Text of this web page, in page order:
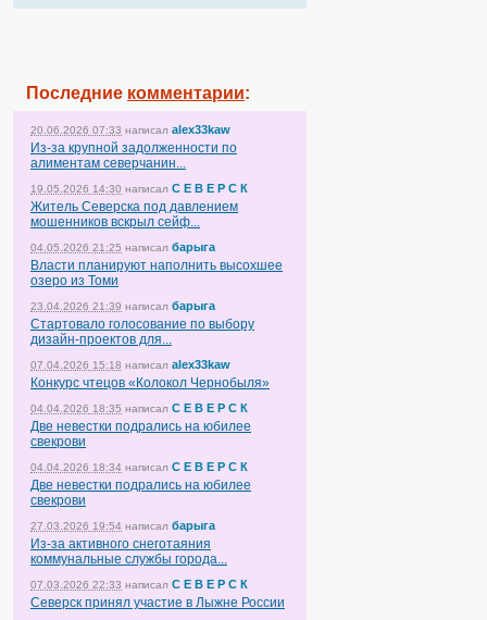
Последние комментарии:
20.06.2026 07:33 написал alex33kaw
Из-за крупной задолженности по
алиментам северчанин...
19.05.2026 14:30 написал С Е В Е Р С К
Житель Северска под давлением
мошенников вскрыл сейф...
04.05.2026 21:25 написал барыга
Власти планируют наполнить высохшее
озеро из Томи
23.04.2026 21:39 написал барыга
Стартовало голосование по выбору
дизайн-проектов для...
07.04.2026 15:18 написал alex33kaw
Конкурс чтецов «Колокол Чернобыля»
04.04.2026 18:35 написал С Е В Е Р С К
Две невестки подрались на юбилее
свекрови
04.04.2026 18:34 написал С Е В Е Р С К
Две невестки подрались на юбилее
свекрови
27.03.2026 19:54 написал барыга
Из-за активного снеготаяния
коммунальные службы города...
07.03.2026 22:33 написал С Е В Е Р С К
Северск принял участие в Лыжне России